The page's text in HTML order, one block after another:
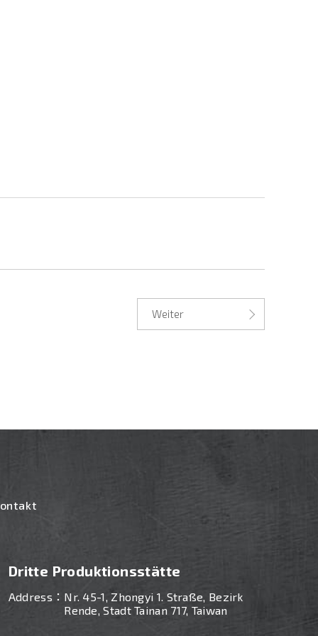
Weiter
Dritte Produktionsstätte
Address： Nr. 45-1, Zhongyi 1. Straße, Bezirk
Rende, Stadt Tainan 717, Taiwan